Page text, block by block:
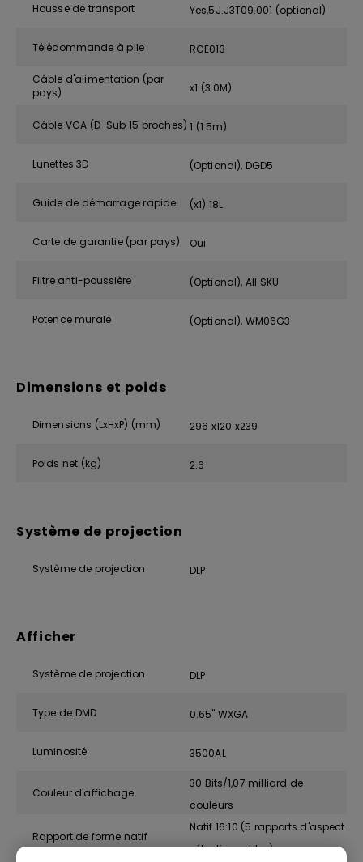
Housse de transport Yes,5J.J3T09.001 (optional)
Télécommande à pile RCE013
Câble d'alimentation (par
pays)
x1 (3.0M)
Câble VGA (D-Sub 15 broches) 1 (1.5m)
Lunettes 3D (Optional), DGD5
Guide de démarrage rapide (x1) 18L
Carte de garantie (par pays) Oui
Filtre anti-poussière (Optional), All SKU
Potence murale (Optional), WM06G3
Dimensions et poids
Dimensions (LxHxP) (mm) 296 x120 x239
Poids net (kg) 2.6
Système de projection
Système de projection DLP
Afficher
Système de projection DLP
Type de DMD 0.65" WXGA
Luminosité 3500AL
Couleur d'affichage
30 Bits/1,07 milliard de
couleurs
Rapport de forme natif
Natif 16:10 (5 rapports d'aspect
sélectionnables)